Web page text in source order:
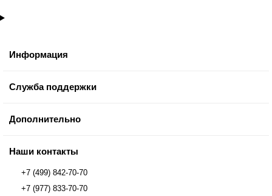
Информация
Служба поддержки
Дополнительно
Наши контакты
+7 (499) 842-70-70
+7 (977) 833-70-70